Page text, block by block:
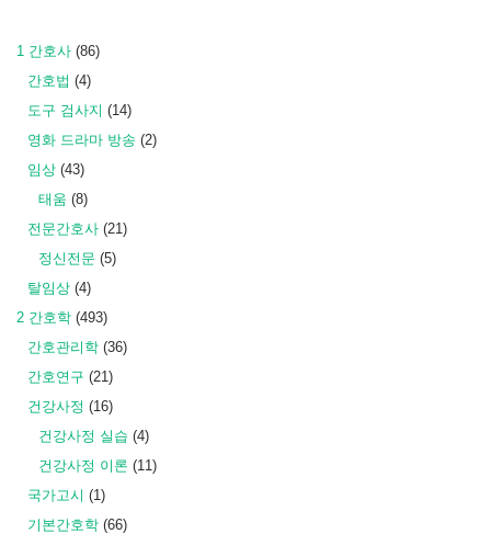
1 간호사 (86)
간호법 (4)
도구 검사지 (14)
영화 드라마 방송 (2)
임상 (43)
태움 (8)
전문간호사 (21)
정신전문 (5)
탈임상 (4)
2 간호학 (493)
간호관리학 (36)
간호연구 (21)
건강사정 (16)
건강사정 실습 (4)
건강사정 이론 (11)
국가고시 (1)
기본간호학 (66)